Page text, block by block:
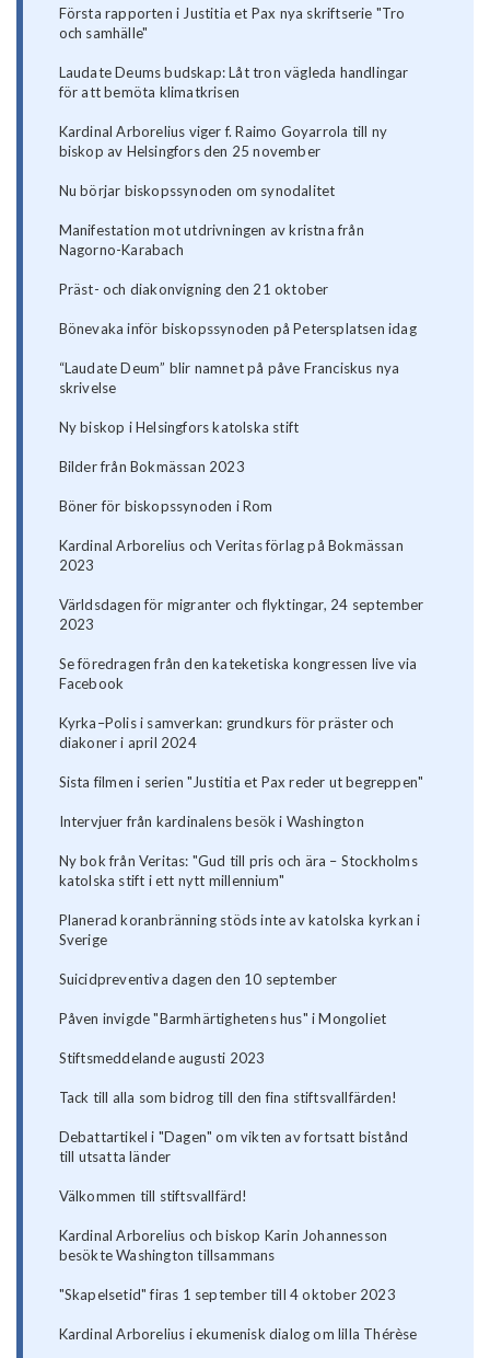
Första rapporten i Justitia et Pax nya skriftserie "Tro
och samhälle"
Laudate Deums budskap: Låt tron vägleda handlingar
för att bemöta klimatkrisen
Kardinal Arborelius viger f. Raimo Goyarrola till ny
biskop av Helsingfors den 25 november
Nu börjar biskopssynoden om synodalitet
Manifestation mot utdrivningen av kristna från
Nagorno-Karabach
Präst- och diakonvigning den 21 oktober
Bönevaka inför biskopssynoden på Petersplatsen idag
“Laudate Deum” blir namnet på påve Franciskus nya
skrivelse
Ny biskop i Helsingfors katolska stift
Bilder från Bokmässan 2023
Böner för biskopssynoden i Rom
Kardinal Arborelius och Veritas förlag på Bokmässan
2023
Världsdagen för migranter och flyktingar, 24 september
2023
Se föredragen från den kateketiska kongressen live via
Facebook
Kyrka–Polis i samverkan: grundkurs för präster och
diakoner i april 2024
Sista filmen i serien "Justitia et Pax reder ut begreppen"
Intervjuer från kardinalens besök i Washington
Ny bok från Veritas: "Gud till pris och ära – Stockholms
katolska stift i ett nytt millennium"
Planerad koranbränning stöds inte av katolska kyrkan i
Sverige
Suicidpreventiva dagen den 10 september
Påven invigde "Barmhärtighetens hus" i Mongoliet
Stiftsmeddelande augusti 2023
Tack till alla som bidrog till den fina stiftsvallfärden!
Debattartikel i "Dagen" om vikten av fortsatt bistånd
till utsatta länder
Välkommen till stiftsvallfärd!
Kardinal Arborelius och biskop Karin Johannesson
besökte Washington tillsammans
"Skapelsetid" firas 1 september till 4 oktober 2023
Kardinal Arborelius i ekumenisk dialog om lilla Thérèse